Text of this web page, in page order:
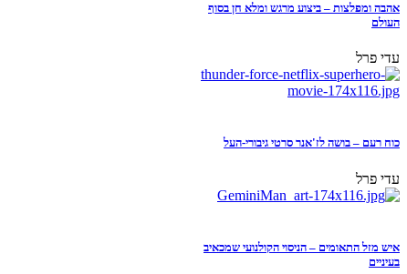
אהבה ומפלצות – ביצוע מרגש ומלא חן בסוף
העולם
עדי פרל
כוח רעם – בושה לז'אנר סרטי גיבורי-העל
עדי פרל
איש מזל התאומים – הניסוי הקולנועי שמכאיב
בעיניים